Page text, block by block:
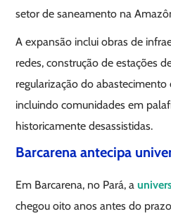
setor de saneamento na
A expansão inclui obras de
redes, construção de estações
regularização do abastecimento
incluindo comunidades em
historicamente desassistidas.
Barcarena antecipa
Em Barcarena, no Pará, a
chegou oito anos antes do